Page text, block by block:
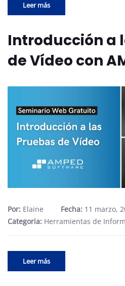
Leer más
Introducción a
de Vídeo con
Por: Elaine Fecha: 11 marzo,
Categoria: Herramientas de
Leer más